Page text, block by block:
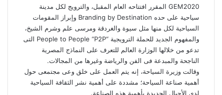
GEM2020 المقرر افتتاحه العام المقبل، والترويج لكل مدينة
سياحية على حده Branding by Destination وإبراز المقومات
السياحية لكل منها مثل سيوة والغردقة ومرسى علم وشرم الشيخ،
والمفهوم الجديد للحملة الترويجية “People to People “P2P التى
تدعو من خلالها الوزارة العالم للتعرف على النماذج المصرية
الناجحة والمبدعة فى الفن والرياضة وغيرها من المجالات.
وقالت وزيرة السياحة، إنه يتم العمل على خلق وعى مجتمعى حول
أهمية صناعة السياحة؛ مشددة على أهمية نشر الثقافة السياحية
لدى الأجيال الجديدة بأهمية هذه الصناعة.